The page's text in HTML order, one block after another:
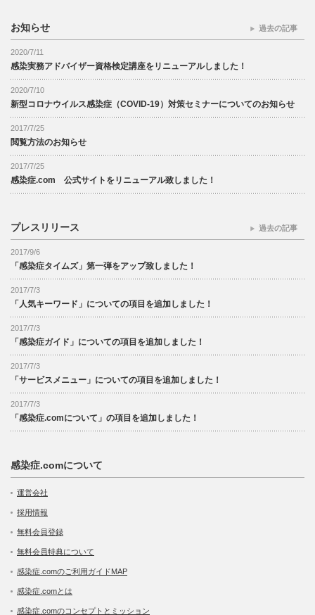
お知らせ
2020/7/11
感染実務アドバイザー資格検定講座をリニューアルしました！
2020/7/10
新型コロナウイルス感染症（COVID-19）対策セミナーについてのお知らせ
2017/7/25
閲覧方法のお知らせ
2017/7/25
感染症.com 公式サイトをリニューアル致しました！
過去の記事
プレスリリース
2017/9/6
「感染症タイムズ」第一弾をアップ致しました！
2017/7/3
「人気キーワード」についての項目を追加しました！
2017/7/3
「感染症ガイド」についての項目を追加しました！
2017/7/3
「サービスメニュー」についての項目を追加しました！
2017/7/3
「感染症.comについて」の項目を追加しました！
過去の記事
感染症.comについて
運営会社
採用情報
無料会員登録
無料会員特典について
感染症.comのご利用ガイドMAP
感染症.comとは
感染症.comのコンセプトとミッション